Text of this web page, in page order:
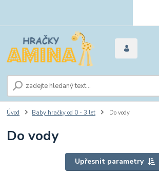
Úvod Baby hračky od 0 - 3 let Do vody
Do vody
Upřesnit parametry